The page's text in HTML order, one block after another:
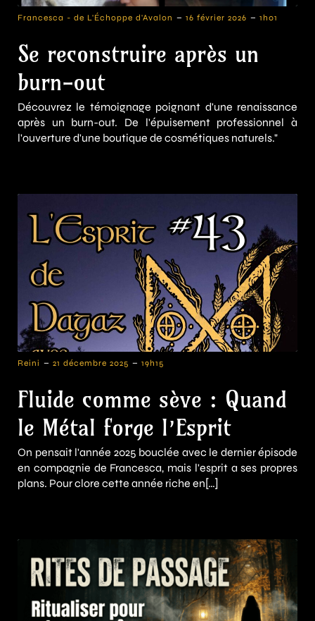
Francesca - de L'Échoppe d'Avalon - 16 février 2026 - 1h01
Se reconstruire après un
burn-out
Découvrez le témoignage poignant d'une renaissance
après un burn-out. De l'épuisement professionnel à
l'ouverture d'une boutique de cosmétiques naturels."
Reini - 21 décembre 2025 - 19h15
Fluide comme sève : Quand
le Métal forge l’Esprit
On pensait l'année 2025 bouclée avec le dernier épisode
en compagnie de Francesca, mais l'esprit a ses propres
plans. Pour clore cette année riche en[…]